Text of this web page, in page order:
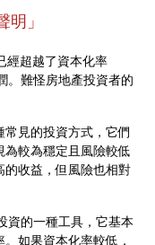
明」
經超越了資本化率
難怪房地產投資者的
見的投資方式，它們
較為穩定且風險較低
的收益，但風險也相對
資的一種工具，它基本
如果資本化率較低，